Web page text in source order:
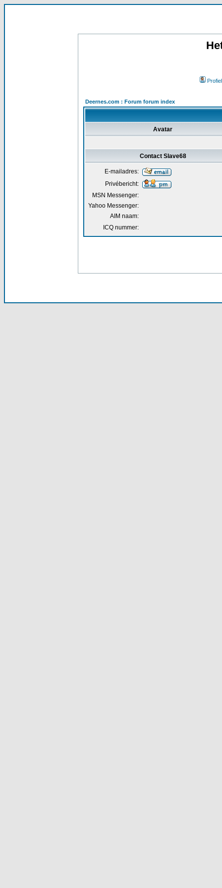
Profiel
Deernes.com : Forum forum index
Avatar
Contact Slave68
E-mailadres:
Privébericht:
MSN Messenger:
Yahoo Messenger:
AIM naam:
ICQ nummer: